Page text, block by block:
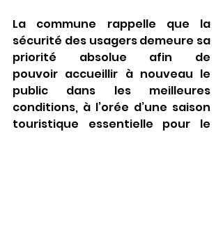
La commune rappelle que la
sécurité des usagers demeure sa
priorité absolue afin de
pouvoir accueillir à nouveau le
public dans les meilleures
conditions, à l’orée d’une saison
touristique essentielle pour le